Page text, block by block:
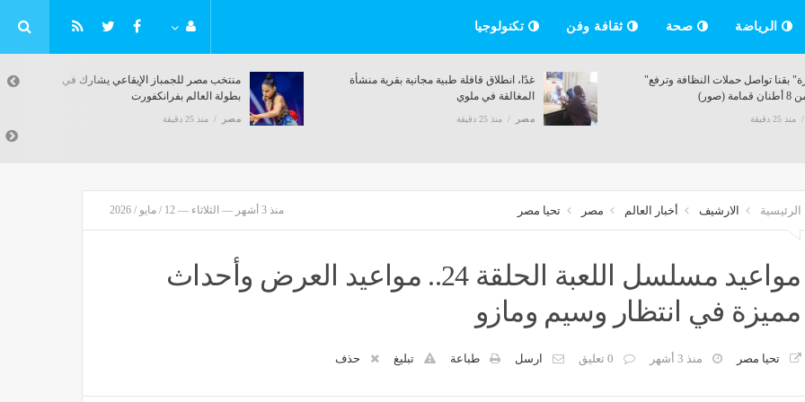
الرياضة صحة ثقافة وفن تكنولوجيا
منتخب
غدًا، انطلاق قافلة طبية مجانية بقرية منشأة
المغالقة في ملوي
منذ 25 دقيقة
"بهجورة" بقنا تواصل حملات النظافة وترفع
أكثر من 8 أطنان قمامة (صور)
منذ 25 دقيقة
الحكام
الرئيسية الارشيف أخبار العالم مصر تحيا مصر منذ 3 أشهر — الثلاثاء — 12 / مايو / 2026
مواعيد مسلسل اللعبة الحلقة 24.. مواعيد العرض وأحداث
مميزة في انتظار وسيم ومازو
تحيا مصر منذ 3 أشهر 0 تعليق ارسل طباعة تبليغ حذف